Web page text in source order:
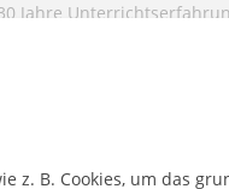
z. B. Cookies, um das
Jahre
Unterricht